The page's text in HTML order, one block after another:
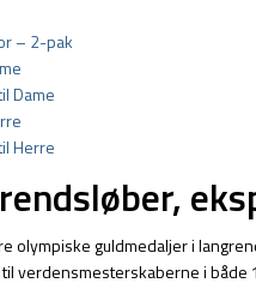
– 2-pak
Dame
Herre
olympiske guldmedaljer i
verdensmesterskaberne i både